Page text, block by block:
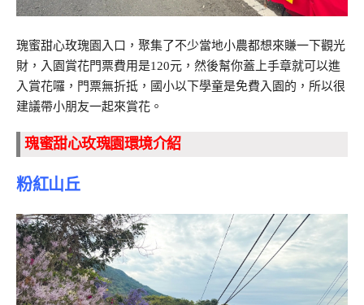
瑰蜜甜心玫瑰園入口，聚集了不少當地小農都想來賺一下觀光
財，入園賞花門票費用是120元，然後幫你蓋上手章就可以進
入賞花囉，門票無折抵，國小以下學童是免費入園的，所以很
建議帶小朋友一起來賞花。
瑰蜜甜心玫瑰園環境介紹
粉紅山丘